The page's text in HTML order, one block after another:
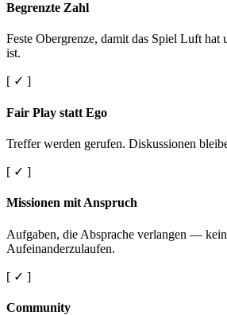
Begrenzte Zahl
Feste Obergrenze, damit das Spiel Luft hat
ist.
[ ✓ ]
Fair Play statt Ego
Treffer werden gerufen. Diskussionen
[ ✓ ]
Missionen mit Anspruch
Aufgaben, die Absprache verlangen —
Aufeinanderzulaufen.
[ ✓ ]
Community